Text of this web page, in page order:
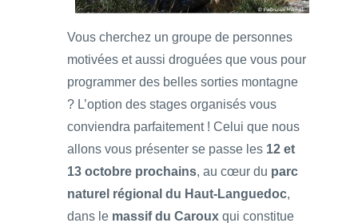
Vous cherchez un groupe de personnes
motivées et aussi droguées que vous pour
programmer des belles sorties montagne
? L’option des stages organisés vous
conviendra parfaitement ! Celui que nous
allons vous présenter se passe les 12 et
13 octobre prochains, au cœur du parc
naturel régional du Haut-Languedoc,
dans le massif du Caroux qui constitue